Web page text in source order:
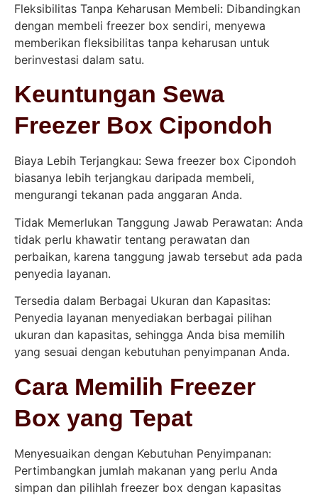
Fleksibilitas Tanpa Keharusan Membeli: Dibandingkan
dengan membeli freezer box sendiri, menyewa
memberikan fleksibilitas tanpa keharusan untuk
berinvestasi dalam satu.
Keuntungan Sewa
Freezer Box Cipondoh
Biaya Lebih Terjangkau: Sewa freezer box Cipondoh
biasanya lebih terjangkau daripada membeli,
mengurangi tekanan pada anggaran Anda.
Tidak Memerlukan Tanggung Jawab Perawatan: Anda
tidak perlu khawatir tentang perawatan dan
perbaikan, karena tanggung jawab tersebut ada pada
penyedia layanan.
Tersedia dalam Berbagai Ukuran dan Kapasitas:
Penyedia layanan menyediakan berbagai pilihan
ukuran dan kapasitas, sehingga Anda bisa memilih
yang sesuai dengan kebutuhan penyimpanan Anda.
Cara Memilih Freezer
Box yang Tepat
Menyesuaikan dengan Kebutuhan Penyimpanan:
Pertimbangkan jumlah makanan yang perlu Anda
simpan dan pilihlah freezer box dengan kapasitas